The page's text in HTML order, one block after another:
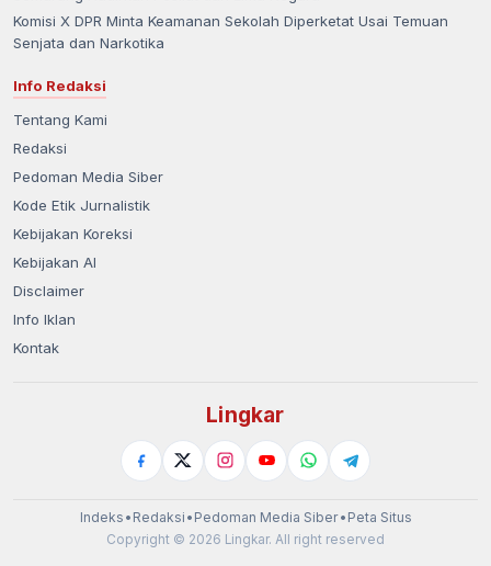
Komisi X DPR Minta Keamanan Sekolah Diperketat Usai Temuan
Senjata dan Narkotika
Info Redaksi
Tentang Kami
Redaksi
Pedoman Media Siber
Kode Etik Jurnalistik
Kebijakan Koreksi
Kebijakan AI
Disclaimer
Info Iklan
Kontak
Lingkar
Indeks • Redaksi • Pedoman Media Siber• Peta Situs
Copyright © 2026 Lingkar. All right reserved